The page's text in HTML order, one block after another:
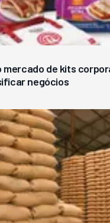
mercado de kits
negócios